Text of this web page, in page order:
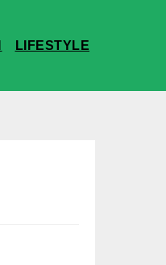
LIFESTYLE